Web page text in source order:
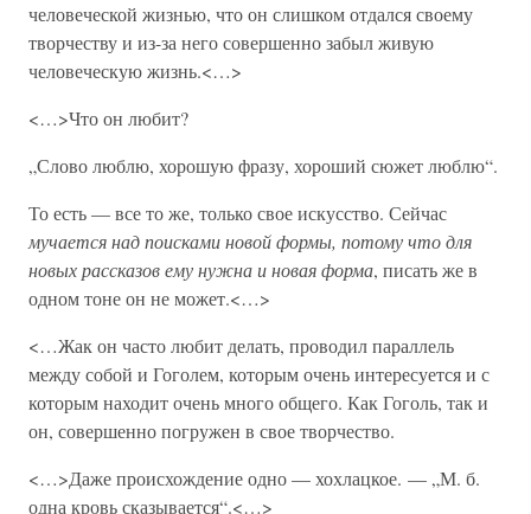
человеческой жизнью, что он слишком отдался своему
творчеству и из-за него совершенно забыл живую
человеческую жизнь.<…>
<…>Что он любит?
„Слово люблю, хорошую фразу, хороший сюжет люблю“.
То есть — все то же, только свое искусство. Сейчас
мучается над поисками новой формы, потому что для
новых рассказов ему нужна и новая форма, писать же в
одном тоне он не может.<…>
<…Жак он часто любит делать, проводил параллель
между собой и Гоголем, которым очень интересуется и с
которым находит очень много общего. Как Гоголь, так и
он, совершенно погружен в свое творчество.
<…>Даже происхождение одно — хохлацкое. — „М. б.
одна кровь сказывается“.<…>